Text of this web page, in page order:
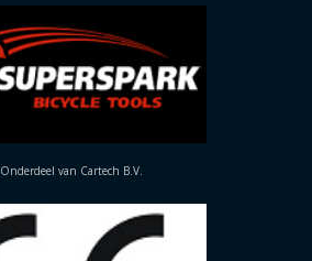
Onderdeel van Cartech B.V.